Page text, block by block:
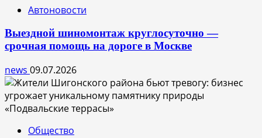
Автоновости
Выездной шиномонтаж круглосуточно —
срочная помощь на дороге в Москве
news 09.07.2026
Общество